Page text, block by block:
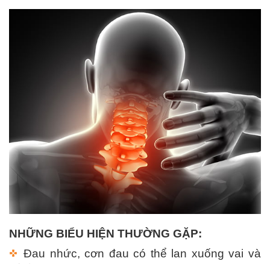
NHỮNG BIỂU HIỆN THƯỜNG GẶP:
Đau nhức, cơn đau có thể lan xuống vai và